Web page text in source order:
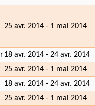
25 avr. 2014 - 1 mai 2014
18 avr. 2014 - 24 avr. 2014
25 avr. 2014 - 1 mai 2014
18 avr. 2014 - 24 avr. 2014
25 avr. 2014 - 1 mai 2014